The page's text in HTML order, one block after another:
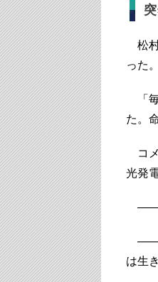
松村
った。
「毎
た。
コメ
光発
――
――
は生